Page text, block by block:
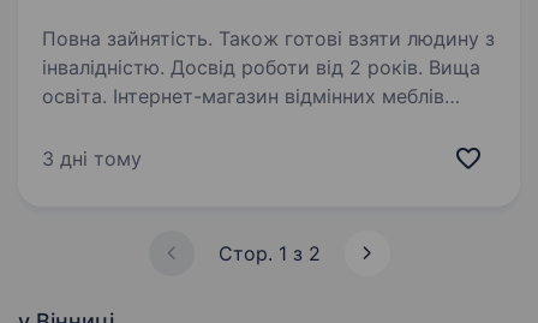
Повна зайнятість. Також готові взяти людину з
інвалідністю. Досвід роботи від 2 років. Вища
освіта. Інтернет-магазин відмінних меблів
філіалу шукає Керівника магазину. Вам саме
відповідальна, виконавча,…
3 дні тому
Стор. 1 з 2